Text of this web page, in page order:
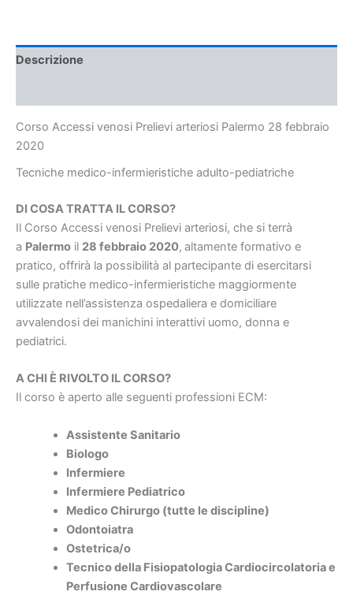
Descrizione
Corso Accessi venosi Prelievi arteriosi Palermo 28 febbraio
2020
Tecniche medico-infermieristiche adulto-pediatriche
DI COSA TRATTA IL CORSO?
Il Corso Accessi venosi Prelievi arteriosi, che si terrà
a Palermo il 28 febbraio 2020, altamente formativo e
pratico, offrirà la possibilità al partecipante di esercitarsi
sulle pratiche medico-infermieristiche maggiormente
utilizzate nell’assistenza ospedaliera e domiciliare
avvalendosi dei manichini interattivi uomo, donna e
pediatrici.
A CHI È RIVOLTO IL CORSO?
Il corso è aperto alle seguenti professioni ECM:
Assistente Sanitario
Biologo
Infermiere
Infermiere Pediatrico
Medico Chirurgo (tutte le discipline)
Odontoiatra
Ostetrica/o
Tecnico della Fisiopatologia Cardiocircolatoria e
Perfusione Cardiovascolare